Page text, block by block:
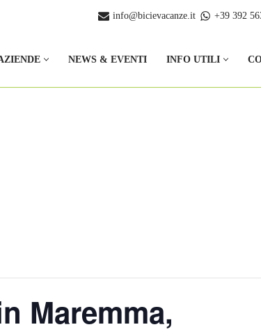
info@bicievacanze.it +39 392
NEWS & EVENTI INFO UTILI
Maremma,